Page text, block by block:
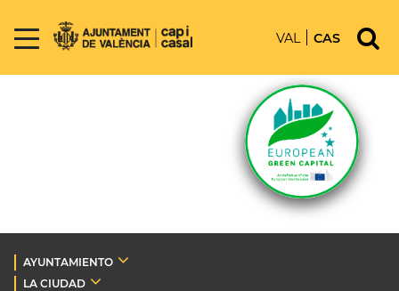
VAL CAS
AYUNTAMIENTO
LA CIUDAD